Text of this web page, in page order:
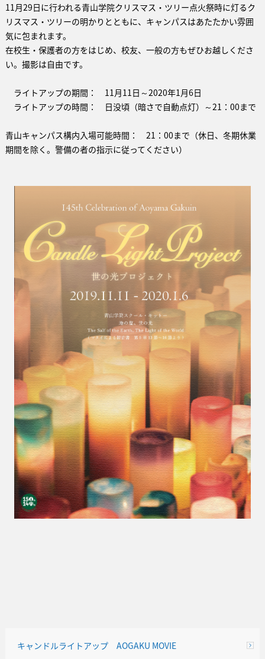
11月29日に行われる青山学院クリスマス・ツリー点火祭時に灯るク
リスマス・ツリーの明かりとともに、キャンパスはあたたかい雰囲
気に包まれます。
在校生・保護者の方をはじめ、校友、一般の方もぜひお越しくださ
い。撮影は自由です。
ライトアップの期間： 11月11日～2020年1月6日
ライトアップの時間： 日没頃（暗さで自動点灯）～21：00まで
青山キャンパス構内入場可能時間： 21：00まで（休日、冬期休業
期間を除く。警備の者の指示に従ってください）
キャンドルライトアップ AOGAKU MOVIE